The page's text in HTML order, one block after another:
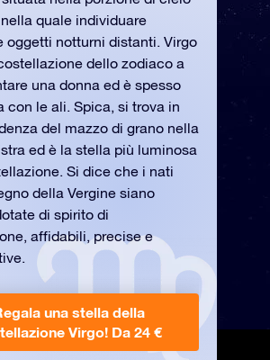
quale individuare
oggetti notturni distanti. Virgo
dello zodiaco a
una donna ed è spesso
con le ali. Spica, si trova in
del mazzo di grano nella
ed è la stella più luminosa
Si dice che i nati
della Vergine siano
di spirito di
affidabili, precise e
una stella della
Virgo! Da 24 €